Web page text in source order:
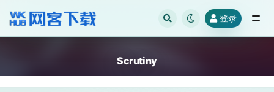
登录
Scrutiny
全部